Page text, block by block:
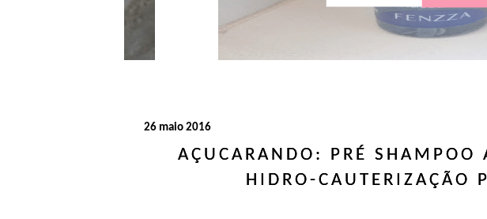
26 maio 2016
AÇUCARANDO: PRÉ SHAMPOO
HIDRO-CAUTERIZAÇÃO